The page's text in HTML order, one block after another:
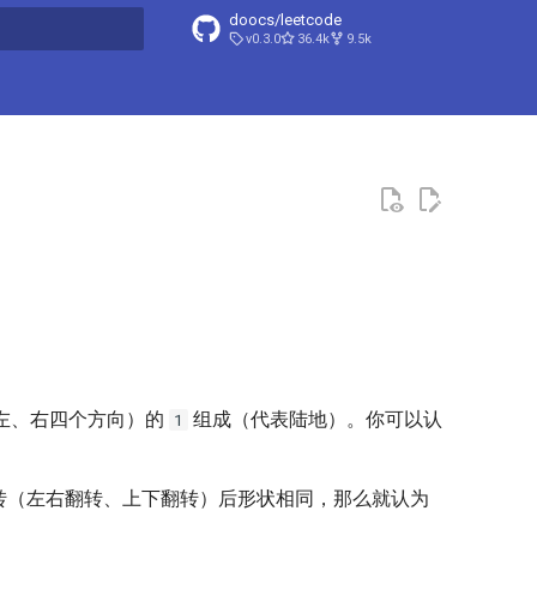
doocs/leetcode
v0.3.0 36.4k 9.5k
、右四个方向）的 1
组成（代表陆地）。你可以认
左右翻转、上下翻转）后形状相同，那么就认为